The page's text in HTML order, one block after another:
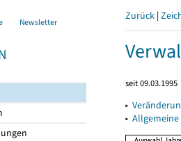
Newsletter Zurück |
seit 09.03.1995
▸
▸